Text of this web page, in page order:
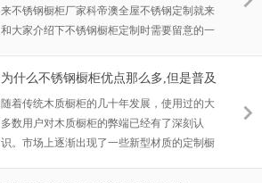
来不锈钢橱柜厂家科帝澳全屋不锈钢定制就来
和大家介绍下不锈钢橱柜定制时需要留意的一
为什么不锈钢橱柜优点那么多,但是普及
率却不高
随着传统木质橱柜的几十年发展，使用过的大
多数用户对木质橱柜的弊端已经有了深刻认
识。市场上逐渐出现了一些新型材质的定制橱